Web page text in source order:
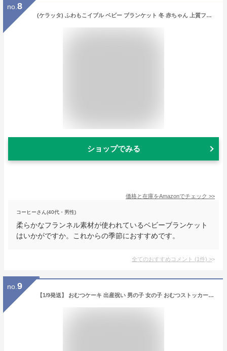
no. 8
(ケラッタ) ふわもこイブル ベビー ブランケット 冬 赤ちゃん 上質フランネル生地 ひざ掛け 毛布 70×100cm (雪と月)
ショップでみる
価格と在庫をAmazonでチェック >>
コーヒーさん(40代・男性)
柔らかなフランネル素材が使われているベビーブランケット
はいかがですか。これからの季節におすすめです。
全てのおすすめコメント (1件) >
no. 9
【1/9発送】 おむつケーキ 出産祝い 男の子 女の子 おむつストッカー バスケット ベーシック おむつを卒業しても使える おむつ入れ [ 出産祝い ベビーギフト ]pappimommi パピマミ 取って付き お試し ムーニー メリーズ パンパース おしりふきフタ ベビー 育児